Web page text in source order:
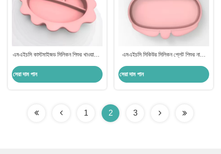
এমএইচসি কাস্টমাইজড সিলিকন শিশুর খাওয়ানোর
সেরা দাম পান
এমএইচসি সিকিউর সিলিকন প্লেট শিশুর নার্সিং
খাওয়ানোর সেট 6 মাস বয়সী শিশুর জন্য
সেরা দাম পান
1 2 3